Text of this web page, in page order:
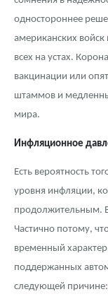
Русская нумизматика
Золотая карманная
Монеты и жетоны из
одностороннее
американских
всех на устах.
вакцинации или
штаммов и
мира.
Инфляционное
Есть вероятность
уровня инфляции,
продолжительным.
Частично потому,
временный
поддержанных
следующей